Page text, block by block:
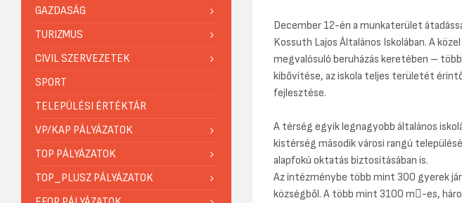
December 12-én a munkaterület
Kossuth Lajos Általános Iskolában. A
megvalósuló beruházás keretében –
kibővítése, az iskola teljes területét
fejlesztése.
A térség egyik legnagyobb általános
kistérség második városi rangú
alapfokú oktatás biztosításában is.
Az intézménybe több mint 300 gyerek
községből. A több mint 3100 m-es,
GAZDASÁG
TURIZMUS
CIVIL SZERVEZETEK
SPORT
TELEPÜLÉSI ÉRTÉKTÁR
VP/KAP PÁLYÁZATOK
TOP PÁLYÁZATOK
TOP_PLUSZ PÁLYÁZATOK